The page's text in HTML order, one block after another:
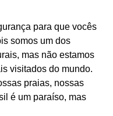
para que vocês
somos um dos
mas não estamos
visitados do mundo.
praias, nossas
é um paraíso, mas